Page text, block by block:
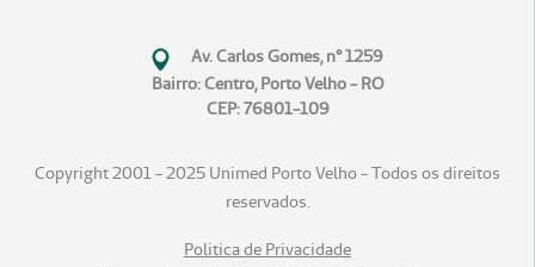
Av. Carlos Gomes, n° 1259
Bairro: Centro, Porto Velho - RO
CEP: 76801-109
Copyright 2001 - 2025 Unimed Porto Velho - Todos os direitos
reservados.
Politica de Privacidade